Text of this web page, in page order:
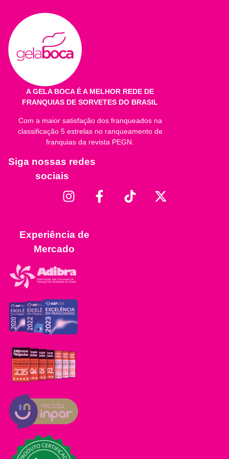
A GELA BOCA É A MELHOR REDE DE
FRANQUIAS DE SORVETES DO BRASIL
Com a maior satisfação dos franqueados na
classificação 5 estrelas no ranqueamento de
franquias da revista PEGN.
Siga nossas redes
sociais
Experiência de
Mercado